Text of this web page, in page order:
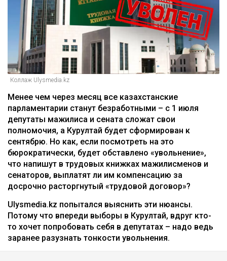
Коллаж Ulysmedia.kz
Менее чем через месяц все казахстанские
парламентарии станут безработными – с 1 июля
депутаты мажилиса и сената сложат свои
полномочия, а Курултай будет сформирован к
сентябрю. Но как, если посмотреть на это
бюрократически, будет обставлено «увольнение»,
что напишут в трудовых книжках мажилисменов и
сенаторов, выплатят ли им компенсацию за
досрочно расторгнутый «трудовой договор»?
Ulysmedia.kz попытался выяснить эти нюансы.
Потому что впереди выборы в Курултай, вдруг кто-
то хочет попробовать себя в депутатах – надо ведь
заранее разузнать тонкости увольнения.